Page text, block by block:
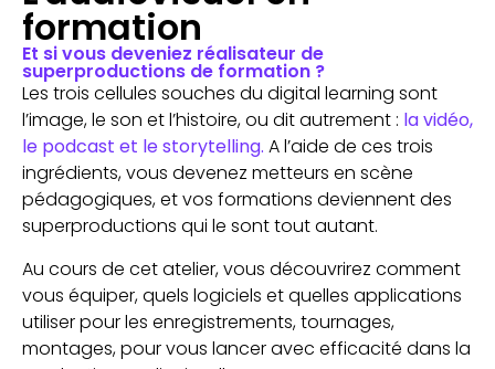
formation
Et si vous deveniez réalisateur de
superproductions de formation ?
Les trois cellules souches du digital learning sont
l’image, le son et l’histoire, ou dit autrement : la vidéo,
le podcast et le storytelling. A l’aide de ces trois
ingrédients, vous devenez metteurs en scène
pédagogiques, et vos formations deviennent des
superproductions qui le sont tout autant.
Au cours de cet atelier, vous découvrirez comment
vous équiper, quels logiciels et quelles applications
utiliser pour les enregistrements, tournages,
montages, pour vous lancer avec efficacité dans la